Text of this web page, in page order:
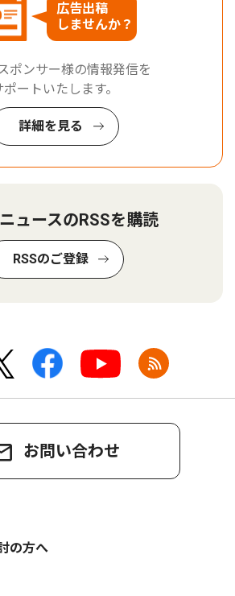
広告出稿
しませんか？
ポンサー様の情報発信を
ポートいたします。
詳細を見る
ュースのRSSを購読
RSSのご登録
お問い合わせ
の方へ